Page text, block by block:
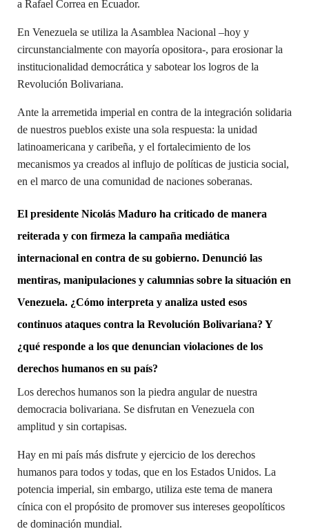
a Rafael Correa en Ecuador.
En Venezuela se utiliza la Asamblea Nacional –hoy y
circunstancialmente con mayoría opositora-, para erosionar la
institucionalidad democrática y sabotear los logros de la
Revolución Bolivariana.
Ante la arremetida imperial en contra de la integración solidaria
de nuestros pueblos existe una sola respuesta: la unidad
latinoamericana y caribeña, y el fortalecimiento de los
mecanismos ya creados al influjo de políticas de justicia social,
en el marco de una comunidad de naciones soberanas.
El presidente Nicolás Maduro ha criticado de manera
reiterada y con firmeza la campaña mediática
internacional en contra de su gobierno. Denunció las
mentiras, manipulaciones y calumnias sobre la situación en
Venezuela. ¿Cómo interpreta y analiza usted esos
continuos ataques contra la Revolución Bolivariana? Y
¿qué responde a los que denuncian violaciones de los
derechos humanos en su país?
Los derechos humanos son la piedra angular de nuestra
democracia bolivariana. Se disfrutan en Venezuela con
amplitud y sin cortapisas.
Hay en mi país más disfrute y ejercicio de los derechos
humanos para todos y todas, que en los Estados Unidos. La
potencia imperial, sin embargo, utiliza este tema de manera
cínica con el propósito de promover sus intereses geopolíticos
de dominación mundial.